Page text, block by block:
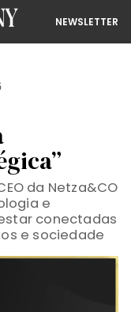
NEWSLETTER
da Netza&CO
e
conectadas
e sociedade